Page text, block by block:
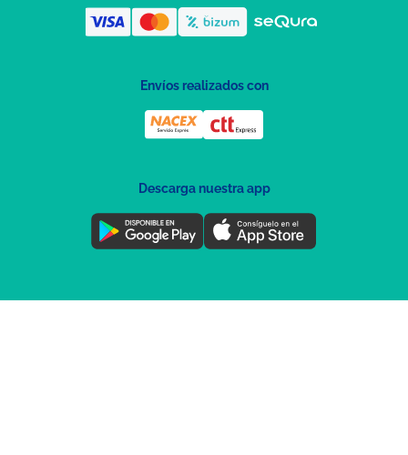
Envíos realizados con
Descarga nuestra app